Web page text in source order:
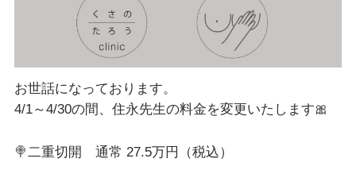
お世話になっております。
4/1～4/30の間、住永先生の料金を変更いたします🎀
🍭二重切開 通常 27.5万円（税込）